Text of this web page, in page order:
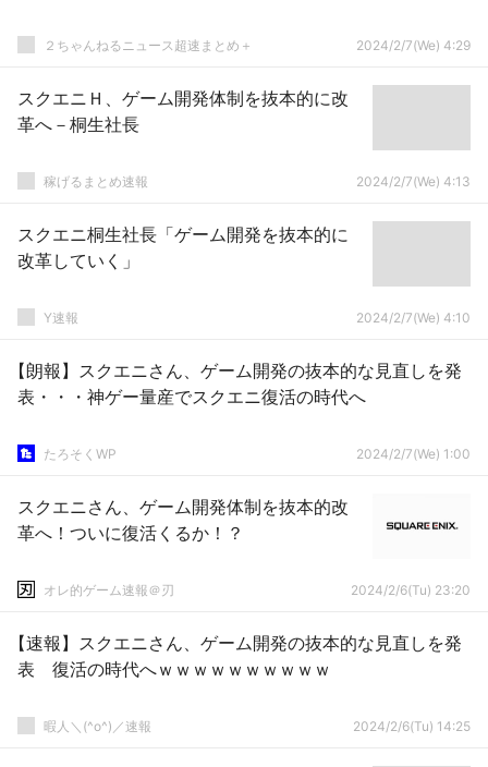
２ちゃんねるニュース超速まとめ＋ 2024/2/7(We) 4:29
スクエニＨ、ゲーム開発体制を抜本的に改
革へ－桐生社長
稼げるまとめ速報 2024/2/7(We) 4:13
スクエニ桐生社長「ゲーム開発を抜本的に
改革していく」
Y速報 2024/2/7(We) 4:10
【朗報】スクエニさん、ゲーム開発の抜本的な見直しを発
表・・・神ゲー量産でスクエニ復活の時代へ
たろそくWP 2024/2/7(We) 1:00
スクエニさん、ゲーム開発体制を抜本的改
革へ！ついに復活くるか！？
オレ的ゲーム速報＠刃 2024/2/6(Tu) 23:20
【速報】スクエニさん、ゲーム開発の抜本的な見直しを発
表 復活の時代へｗｗｗｗｗｗｗｗｗｗ
暇人＼(^o^)／速報 2024/2/6(Tu) 14:25